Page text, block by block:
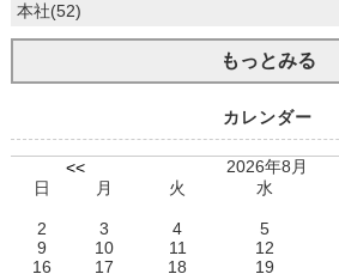
本社(52)
もっとみる
カレンダー
<<
2026年8月
日
月 火 水
2
3 4 5
9
10 11 12
16
17 18 19